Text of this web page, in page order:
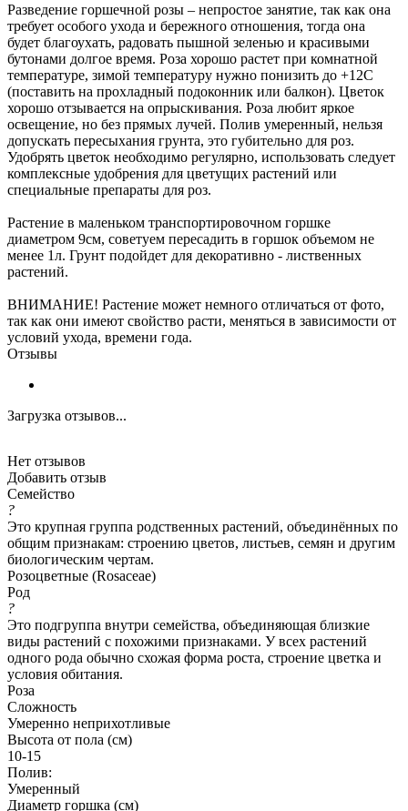
Разведение горшечной розы – непростое занятие, так как она
требует особого ухода и бережного отношения, тогда она
будет благоухать, радовать пышной зеленью и красивыми
бутонами долгое время. Роза хорошо растет при комнатной
температуре, зимой температуру нужно понизить до +12С
(поставить на прохладный подоконник или балкон). Цветок
хорошо отзывается на опрыскивания. Роза любит яркое
освещение, но без прямых лучей. Полив умеренный, нельзя
допускать пересыхания грунта, это губительно для роз.
Удобрять цветок необходимо регулярно, использовать следует
комплексные удобрения для цветущих растений или
специальные препараты для роз.
Растение в маленьком транспортировочном горшке
диаметром 9см, советуем пересадить в горшок объемом не
менее 1л. Грунт подойдет для декоративно - лиственных
растений.
ВНИМАНИЕ! Растение может немного отличаться от фото,
так как они имеют свойство расти, меняться в зависимости от
условий ухода, времени года.
Отзывы
Загрузка отзывов...
Нет отзывов
Добавить отзыв
Семейство
?
Это крупная группа родственных растений, объединённых по
общим признакам: строению цветов, листьев, семян и другим
биологическим чертам.
Розоцветные (Rosaceae)
Род
?
Это подгруппа внутри семейства, объединяющая близкие
виды растений с похожими признаками. У всех растений
одного рода обычно схожая форма роста, строение цветка и
условия обитания.
Роза
Сложность
Умеренно неприхотливые
Высота от пола (см)
10-15
Полив:
Умеренный
Диаметр горшка (см)